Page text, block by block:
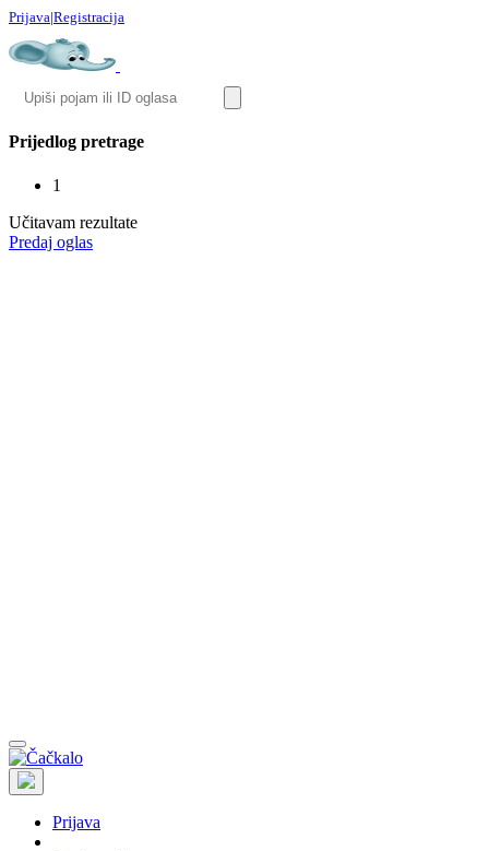
Prijava|Registracija
Prijedlog pretrage
1
Učitavam rezultate
Predaj oglas
Prijava